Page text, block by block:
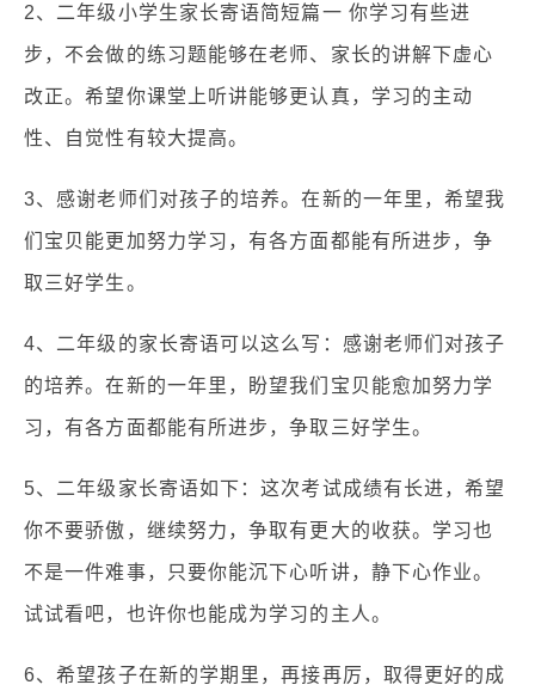
2、二年级小学生家长寄语简短篇一 你学习有些进
步，不会做的练习题能够在老师、家长的讲解下虚心
改正。希望你课堂上听讲能够更认真，学习的主动
性、自觉性有较大提高。
3、感谢老师们对孩子的培养。在新的一年里，希望我
们宝贝能更加努力学习，有各方面都能有所进步，争
取三好学生。
4、二年级的家长寄语可以这么写：感谢老师们对孩子
的培养。在新的一年里，盼望我们宝贝能愈加努力学
习，有各方面都能有所进步，争取三好学生。
5、二年级家长寄语如下：这次考试成绩有长进，希望
你不要骄傲，继续努力，争取有更大的收获。学习也
不是一件难事，只要你能沉下心听讲，静下心作业。
试试看吧，也许你也能成为学习的主人。
6、希望孩子在新的学期里，再接再厉，取得更好的成